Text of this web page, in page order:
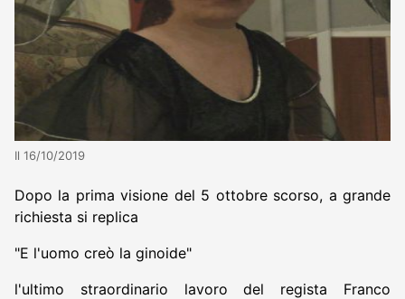
Il 16/10/2019
Dopo la prima visione del 5 ottobre scorso, a grande
richiesta si replica
"E l'uomo creò la ginoide"
l'ultimo straordinario lavoro del regista Franco